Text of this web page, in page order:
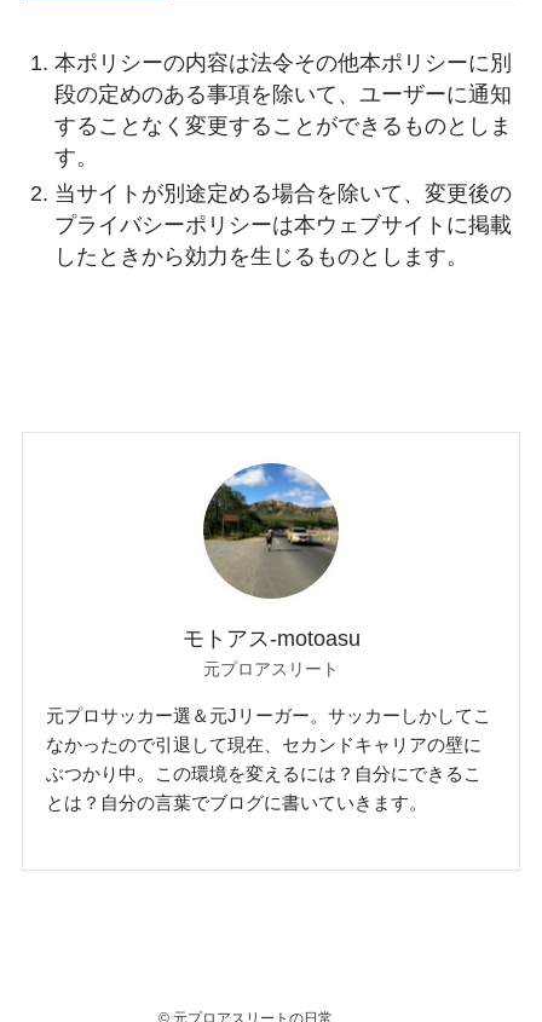
本ポリシーの内容は法令その他本ポリシーに別
段の定めのある事項を除いて、ユーザーに通知
することなく変更することができるものとしま
す。
当サイトが別途定める場合を除いて、変更後の
プライバシーポリシーは本ウェブサイトに掲載
したときから効力を生じるものとします。
モトアス-motoasu
元プロアスリート
元プロサッカー選＆元Jリーガー。サッカーしかしてこ
なかったので引退して現在、セカンドキャリアの壁に
ぶつかり中。この環境を変えるには？自分にできるこ
とは？自分の言葉でブログに書いていきます。
© 元プロアスリートの日常 .